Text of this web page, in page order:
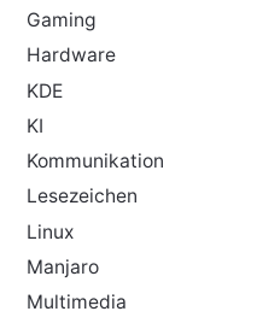
Gaming
Hardware
KDE
KI
Kommunikation
Lesezeichen
Linux
Manjaro
Multimedia